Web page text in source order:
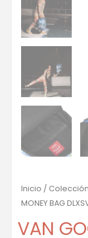
Inicio / Colección
MONEY BAG
VAN